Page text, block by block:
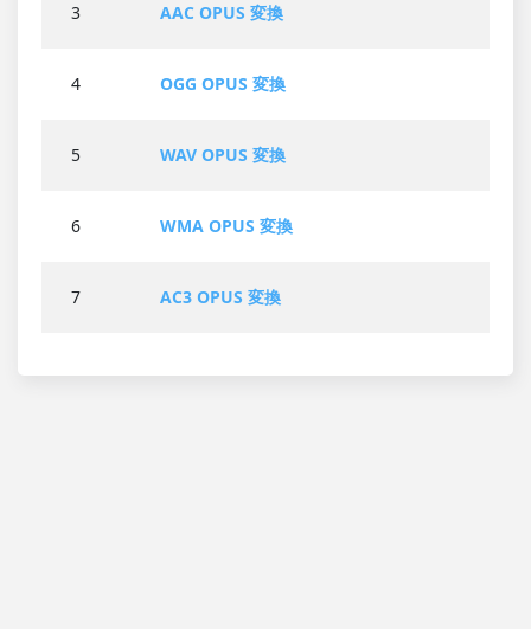
3 AAC OPUS 変換
4 OGG OPUS 変換
5 WAV OPUS 変換
6 WMA OPUS 変換
7 AC3 OPUS 変換